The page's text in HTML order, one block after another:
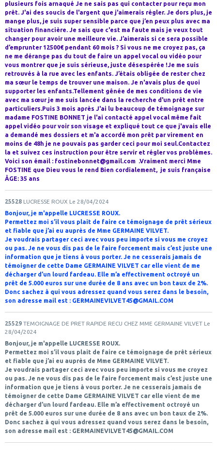
plusieurs fois arnaqué Je ne sais pas qui contacter pour reçu mon
prêt. J'ai des soucis de l'argent que j'aimerais régler. Je dors plus, je
mange plus, je suis super sensible parce que j’en peux plus avec ma
situation financière. Je sais que c'est ma faute mais je veux tout
changer pour avoir une meilleure vie. J’aimerais si ce sera possible
d’emprunter 12500€ pendant 60 mois ? Si vous ne me croyez pas, ça
ne me dérange pas du tout de faire un appel vocal ou vidéo pour
vous montrer que je suis sérieuse, juste désespérée !Je me suis
retrouvés à la rue avec les enfants. J’étais obligée de rester chez
ma sœur le temps de trouver une maison. Je n'avais plus de quoi
supporter les enfants.Tellement gênée de mes conditions de vie
avec ma sœur je me suis lancée dans la recherche d'un prêt entre
particuliers.Puis 3 mois après J'ai lu beaucoup de témoignage sur
madame FOSTINE BONNET je l'ai contacté appel vocal même fait
appel vidéo pour voir son visage et expliqué tout ce que j'avais elle
a demandé mes dossiers et m'a accordé mon prêt par virement en
moins de 48h je ne pouvais pas garder ceci pour moi seul.Contactez
la et suivez ces instruction pour être servir et régler vos problèmes.
Voici son émail : fostinebonnet@gmail.com .Vraiment merci Mme
FOSTINE que Dieu vous le rend Bien cordialement, je suis française
ÂGE: 35 ans
25528 LUCRESSE ROUX Le 28/04/2024
Bonjour, je m'appelle LUCRESSE ROUX.
Permettez moi s’il vous plait de faire ce témoignage de prêt sérieux
et fiable que j’ai eu auprès de Mme GERMAINE VILVET.
Je voudrais partager ceci avec vous peu importe si vous me croyez
ou pas. Je ne vous dis pas de le faire forcement mais c’est juste une
information que je tiens à vous porter. Je ne cesserais jamais de
témoigner de cette Dame GERMAINE VILVET car elle vient de me
décharger d’un lourd fardeau. Elle m’a effectivement octroyé un
prêt de 5.000 euros sur une durée de 8 ans avec un bon taux de 2%.
Donc sachez à qui vous adressez quand vous serez dans le besoin,
son adresse mail est : GERMAINEVILVET45@GMAIL.COM
25529 TEMOIGNAGE DE PRET RAPIDE RECU CHEZ MME GERMAINE VILVET Le
28/04/2024
Bonjour, je m'appelle LUCRESSE ROUX.
Permettez moi s’il vous plait de faire ce témoignage de prêt sérieux
et fiable que j’ai eu auprès de Mme GERMAINE VILVET.
Je voudrais partager ceci avec vous peu importe si vous me croyez
ou pas. Je ne vous dis pas de le faire forcement mais c’est juste une
information que je tiens à vous porter. Je ne cesserais jamais de
témoigner de cette Dame GERMAINE VILVET car elle vient de me
décharger d’un lourd fardeau. Elle m’a effectivement octroyé un
prêt de 5.000 euros sur une durée de 8 ans avec un bon taux de 2%.
Donc sachez à qui vous adressez quand vous serez dans le besoin,
son adresse mail est : GERMAINEVILVET45@GMAIL.COM